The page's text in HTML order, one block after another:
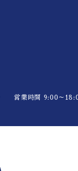
営業時間 9:00～